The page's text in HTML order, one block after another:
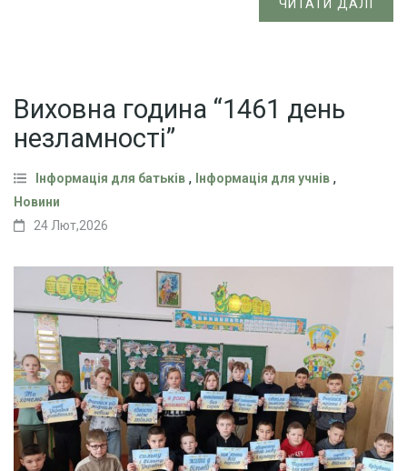
ЧИТАТИ ДАЛІ
Виховна година “1461 день
незламності”
Інформація для батьків , Інформація для учнів ,
Новини
24 Лют,2026